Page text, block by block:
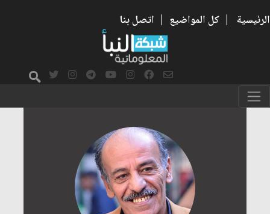
الرئيسية | كل المواضيع | اتصل بنا